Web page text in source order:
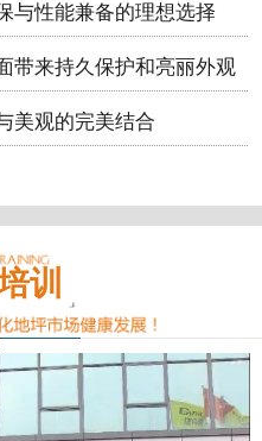
与性能兼备的理想选择
带来持久保护和亮丽外观
美观的完美结合
训